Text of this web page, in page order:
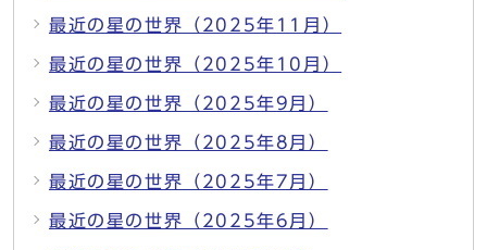
最近の星の世界（2025年11月）
最近の星の世界（2025年10月）
最近の星の世界（2025年9月）
最近の星の世界（2025年8月）
最近の星の世界（2025年7月）
最近の星の世界（2025年6月）